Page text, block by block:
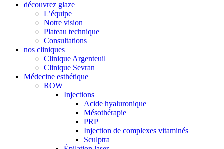
découvrez glaze
L’équipe
Notre vision
Plateau technique
Consultations
nos cliniques
Clinique Argenteuil
Clinique Sevran
Médecine esthétique
ROW
Injections
Acide hyaluronique
Mésothérapie
PRP
Injection de complexes vitaminés
Sculptra